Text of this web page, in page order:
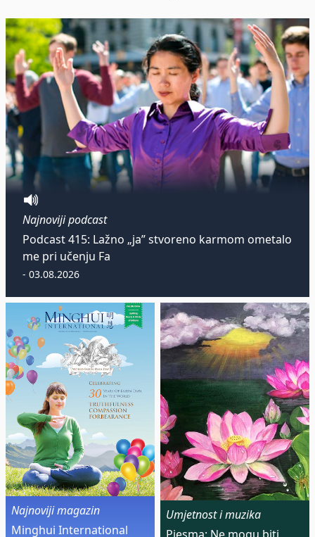
Najnoviji podcast
Podcast 415: Lažno „ja” stvoreno karmom ometalo
me pri učenju Fa
- 03.08.2026
Najnoviji magazin
Minghui International
Umjetnost i muzika